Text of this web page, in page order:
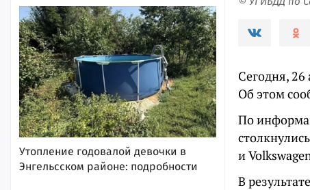
Утопление годовалой девочки в
Энгельсском районе: подробности
Сегодня, 26
Об этом
По
и
В